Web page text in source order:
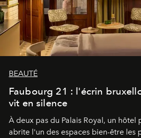
BEAUTÉ
Faubourg 21 : l'écrin
vit en silence
À deux pas du Palais Royal, un hôtel
abrite l'un des espaces bien-être les